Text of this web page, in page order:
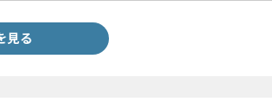
見る